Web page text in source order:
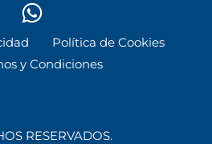
Política de Cookies
y Condiciones
RESERVADOS.